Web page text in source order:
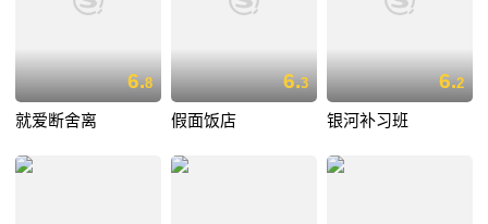
6.8
就爱断舍离
6.3
假面饭店
6.2
银河补习班